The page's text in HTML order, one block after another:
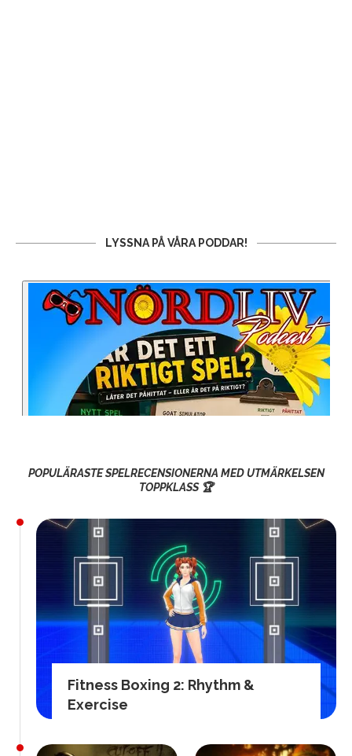
LYSSNA PÅ VÅRA PODDAR!
POPULÄRASTE SPELRECENSIONERNA MED UTMÄRKELSEN
TOPPKLASS 🏆
Fitness Boxing 2: Rhythm &
Exercise